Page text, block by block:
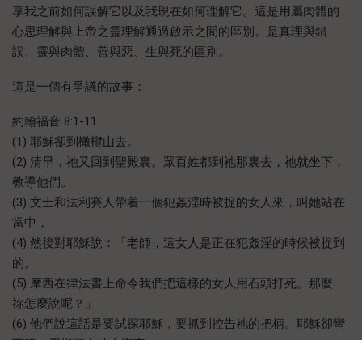
享我之前如何誤解它以及我現在如何理解它。這是用屬肉體的
心思理解與上帝之靈理解通過啟示之間的區別。是真理與錯
誤、靈與肉體、善與惡、生與死的區別。
這是一個有爭議的故事：
約翰福音 8:1-11
(1) 耶穌卻到橄欖山去。
(2) 清早，祂又回到聖殿裏。眾百姓都到祂那裏去，祂就坐下，
教導他們。
(3) 文士和法利賽人帶着一個犯姦淫時被捉的女人來，叫她站在
當中，
(4) 然後對耶穌說：「老師，這女人是正在犯姦淫的時候被捉到
的。
(5) 摩西在律法書上命令我們把這樣的女人用石頭打死。那麼，
祢怎麼說呢？」
(6) 他們說這話是要試探耶穌，要抓到控告祂的把柄。耶穌卻彎